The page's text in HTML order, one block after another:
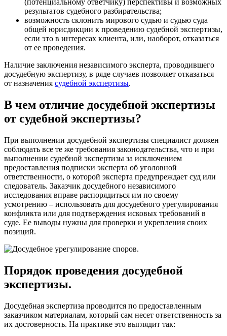
(потенциальному ответчику) перспективы и возможных
результатов судебного разбирательства;
возможность склонить мирового судью и судью суда
общей юрисдикции к проведению судебной экспертизы,
если это в интересах клиента, или, наоборот, отказаться
от ее проведения.
Наличие заключения независимого эксперта, проводившего
досудебную экспертизу, в ряде случаев позволяет отказаться
от назначения судебной экспертизы.
В чем отличие досудебной экспертизы
от судебной экспертизы?
При выполнении досудебной экспертизы специалист должен
соблюдать все те же требования законодательства, что и при
выполнении судебной экспертизы за исключением
предоставления подписки эксперта об уголовной
ответственности, о которой эксперта предупреждает суд или
следователь. Заказчик досудебного независимого
исследования вправе распорядиться им по своему
усмотрению – использовать для досудебного урегулирования
конфликта или для подтверждения исковых требований в
суде. Ее выводы нужны для проверки и укрепления своих
позиций.
Порядок проведения досудебной
экспертизы.
Досудебная экспертиза проводится по предоставленным
заказчиком материалам, который сам несет ответственность за
их достоверность. На практике это выглядит так: